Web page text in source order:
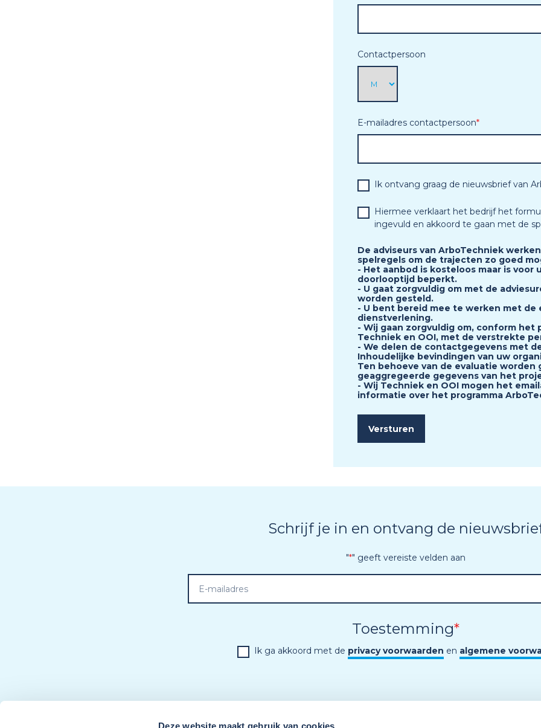
Deze website maakt gebruik van cookies
Contactpersoon
E-mailadres contactpersoon*
Ik ontvang graag de nieuwsbrief van
*
Hiermee verklaart het bedrijf het
ingevuld en akkoord te gaan met de
De adviseurs van ArboTechniek
spelregels om de trajecten zo goed
- Het aanbod is kosteloos maar is voor
doorlooptijd beperkt.
- U gaat zorgvuldig om met de
worden gesteld.
- U bent bereid mee te werken met de
dienstverlening.
- Wij gaan zorgvuldig om, conform het
Techniek en OOI, met de verstrekte
- We delen de contactgegevens met
Inhoudelijke bevindingen van uw
Ten behoeve van de evaluatie worden
geaggregeerde gegevens van het
- Wij Techniek en OOI mogen het
informatie over het programma
Schrijf je in en ontvang de
"*" geeft vereiste velden aan
Toestemming*
Ik ga akkoord met de privacy voorwaarden en algemene